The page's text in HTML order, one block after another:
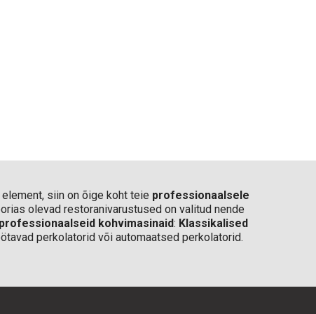
siin on õige koht teie professionaalsele
olevad restoranivarustused on valitud nende
professionaalseid kohvimasinaid: Klassikalised
perkolatorid või automaatsed perkolatorid.